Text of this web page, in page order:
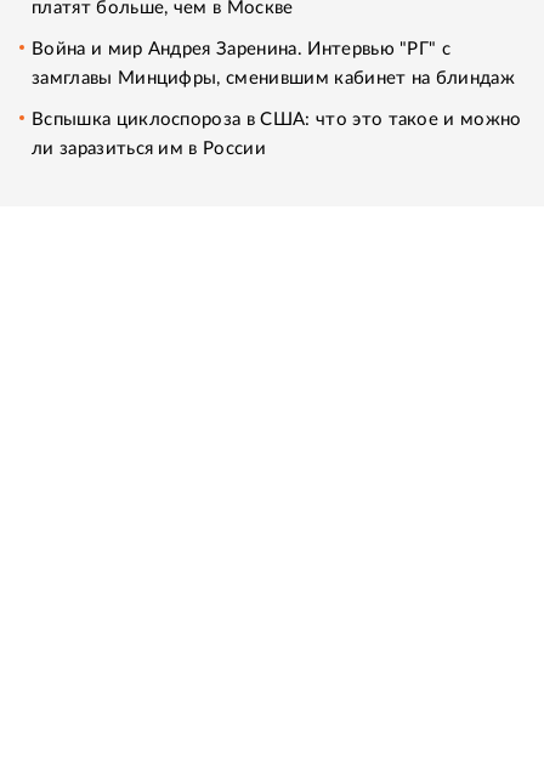
платят больше, чем в Москве
Война и мир Андрея Заренина. Интервью "РГ" с
замглавы Минцифры, сменившим кабинет на блиндаж
Вспышка циклоспороза в США: что это такое и можно
ли заразиться им в России